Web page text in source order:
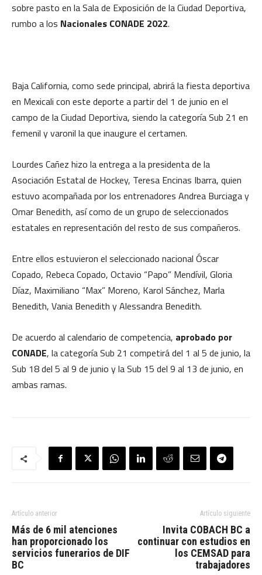
sobre pasto en la Sala de Exposición de la Ciudad Deportiva,
rumbo a los Nacionales CONADE 2022.
Baja California, como sede principal, abrirá la fiesta deportiva
en Mexicali con este deporte a partir del 1 de junio en el
campo de la Ciudad Deportiva, siendo la categoría Sub 21 en
femenil y varonil la que inaugure el certamen.
Lourdes Cañez hizo la entrega a la presidenta de la
Asociación Estatal de Hockey, Teresa Encinas Ibarra, quien
estuvo acompañada por los entrenadores Andrea Burciaga y
Omar Benedith, así como de un grupo de seleccionados
estatales en representación del resto de sus compañeros.
Entre ellos estuvieron el seleccionado nacional Óscar
Copado, Rebeca Copado, Octavio “Papo” Mendívil, Gloria
Díaz, Maximiliano “Max” Moreno, Karol Sánchez, Marla
Benedith, Vania Benedith y Alessandra Benedith.
De acuerdo al calendario de competencia, aprobado por
CONADE, la categoría Sub 21 competirá del 1 al 5 de junio, la
Sub 18 del 5 al 9 de junio y la Sub 15 del 9 al 13 de junio, en
ambas ramas.
Artículo anterior
Más de 6 mil atenciones
han proporcionado los
servicios funerarios de DIF
BC
Artículo siguiente
Invita COBACH BC a
continuar con estudios en
los CEMSAD para
trabajadores